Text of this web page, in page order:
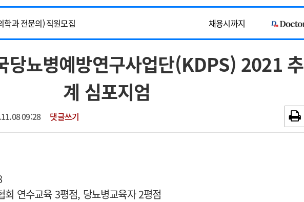
분 판례 정책/통계 공시
개 법적고지 광고안내
학과 전문의) 직원모집
채용시까지
(레지던트1년차) 모집
~2026-08-15
인턴 모집
~2026-08-31
과 임기제 임상의사 채용
뇨병예방연구사업단(KDPS) 2021 추
계 심포지엄
09:28 댓글쓰기
연수교육 3평점, 당뇨병교육자 2평점